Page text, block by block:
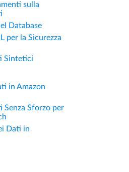
sulla
Database
per la Sicurezza
Sintetici
in Amazon
Sforzo per
Dati in